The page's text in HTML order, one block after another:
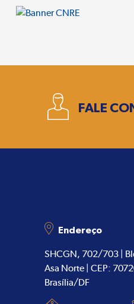
FALE
Endereço
SHCGN, 702/703 |
Asa Norte | CEP:
Brasília/DF